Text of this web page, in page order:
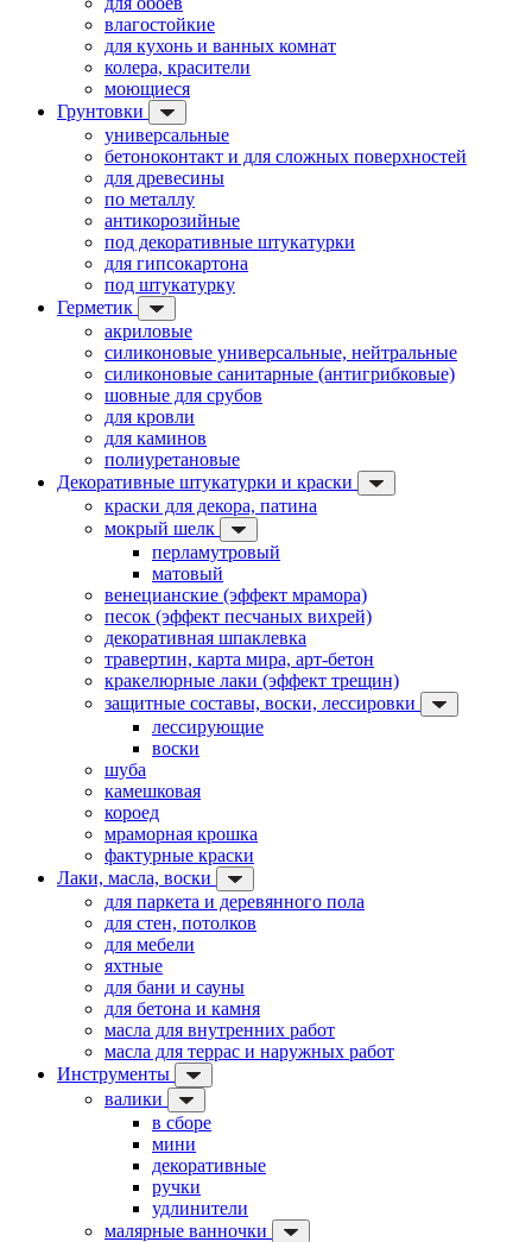
влагостойкие
для кухонь и ванных комнат
колера, красители
моющиеся
Грунтовки
универсальные
бетоноконтакт и для сложных поверхностей
для древесины
по металлу
антикорозийные
под декоративные штукатурки
для гипсокартона
под штукатурку
Герметик
акриловые
силиконовые универсальные, нейтральные
силиконовые санитарные (антигрибковые)
шовные для срубов
для кровли
для каминов
полиуретановые
Декоративные штукатурки и краски
краски для декора, патина
мокрый шелк
перламутровый
матовый
венецианские (эффект мрамора)
песок (эффект песчаных вихрей)
декоративная шпаклевка
травертин, карта мира, арт-бетон
кракелюрные лаки (эффект трещин)
защитные составы, воски, лессировки
лессирующие
воски
шуба
камешковая
короед
мраморная крошка
фактурные краски
Лаки, масла, воски
для паркета и деревянного пола
для стен, потолков
для мебели
яхтные
для бани и сауны
для бетона и камня
масла для внутренних работ
масла для террас и наружных работ
Инструменты
валики
в сборе
мини
декоративные
ручки
удлинители
малярные ванночки